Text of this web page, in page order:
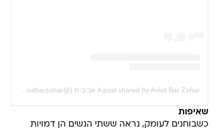
A post shared by Avivit Bar Zohar אביבית (@avivitbarzohar)
שאיפות
כשבוחנים לעומק, נראה ששתי הנשים הן דמויות